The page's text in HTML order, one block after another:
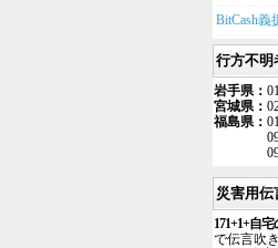
BitCash義
行方不明
岩手県：
宮城県：
福島県：
災害用伝
171+1+自
で伝言吹